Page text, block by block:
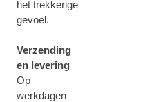
het trekkerige
gevoel.
Verzending
en levering
Op
werkdagen